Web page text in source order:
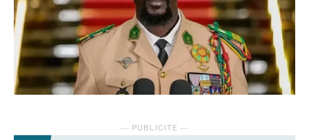
― PUBLICITE ―